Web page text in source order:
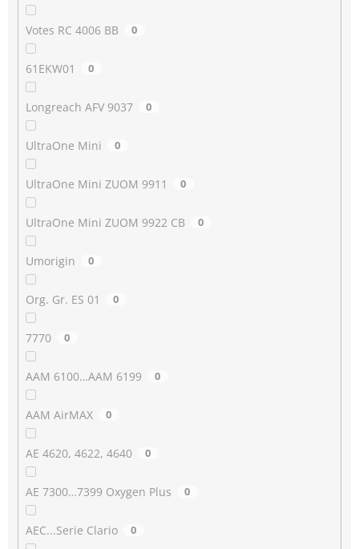
Votes RC 4006 BB 0
61EKW01 0
Longreach AFV 9037 0
UltraOne Mini 0
UltraOne Mini ZUOM 9911 0
UltraOne Mini ZUOM 9922 CB 0
Umorigin 0
Org. Gr. ES 01 0
7770 0
AAM 6100…AAM 6199 0
AAM AirMAX 0
AE 4620, 4622, 4640 0
AE 7300…7399 Oxygen Plus 0
AEC...Serie Clario 0